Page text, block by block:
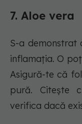
7. Aloe vera
S-a demonstrat
inflamația. O
Asigură-te că
pură. Citește
verifica dacă